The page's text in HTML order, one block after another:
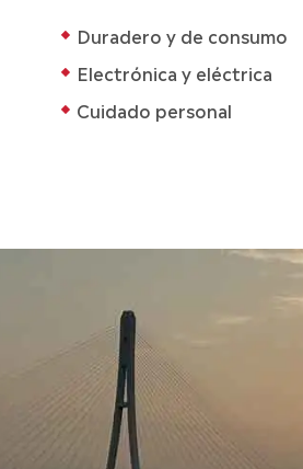
Duradero y de consumo
Electrónica y eléctrica
Cuidado personal